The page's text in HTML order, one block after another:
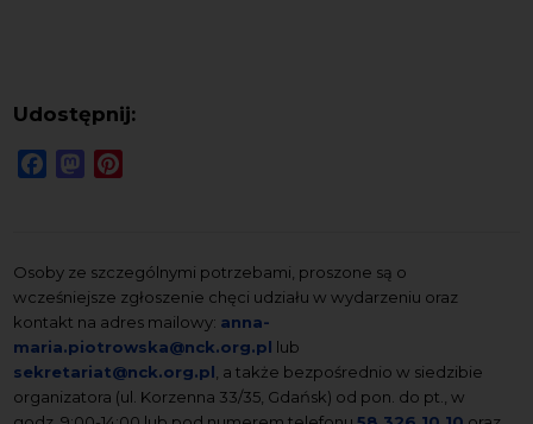
Udostępnij:
FacebookMastodon
Osoby ze szczególnymi potrzebami, proszone są o
wcześniejsze zgłoszenie chęci udziału w wydarzeniu oraz
kontakt na adres mailowy: anna-
maria.piotrowska@nck.org.pl lub
sekretariat@nck.org.pl , a także bezpośrednio w siedzibie
organizatora (ul. Korzenna 33/35, Gdańsk) od pon. do pt., w